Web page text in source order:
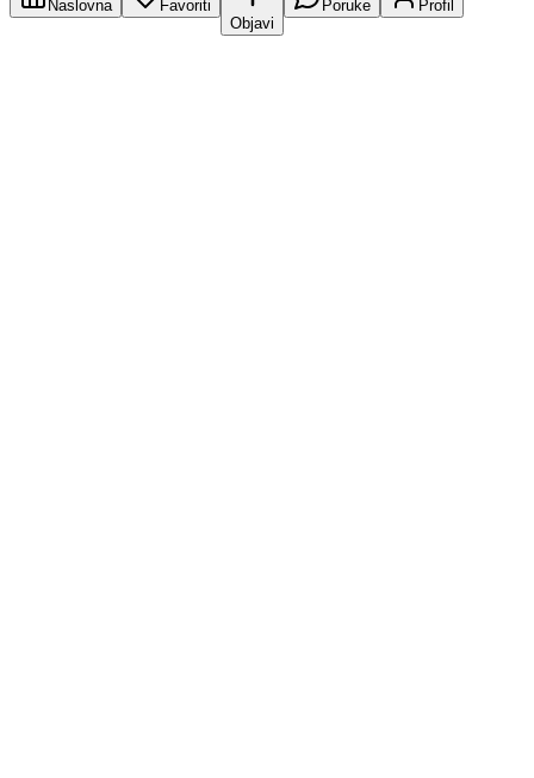
Naslovna
Favoriti
Objavi
Poruke Profil